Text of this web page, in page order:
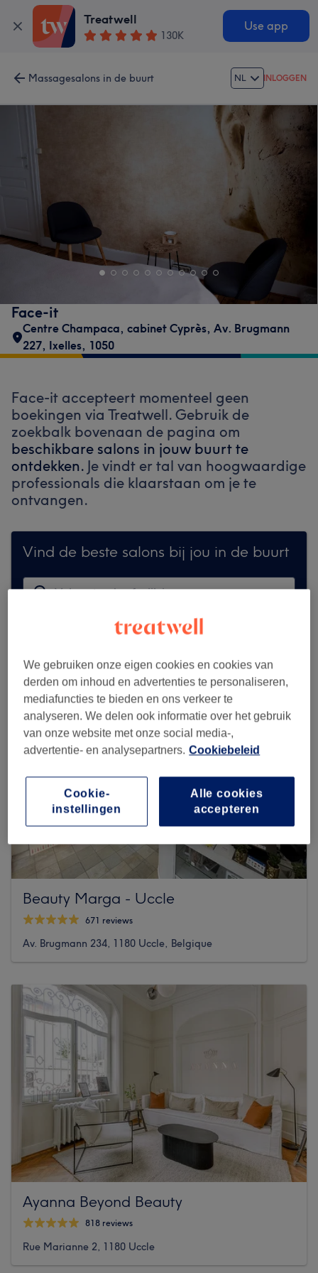
Treatwell
130K
Use app
Massagesalons in de buurt NL INLOGGEN
Face-it
Centre Champaca, cabinet Cyprès, Av. Brugmann
227, Ixelles, 1050
Face-it accepteert momenteel geen
boekingen via Treatwell. Gebruik de
zoekbalk bovenaan de pagina om
beschikbare salons in jouw buurt te
ontdekken. Je vindt er tal van hoogwaardige
professionals die klaarstaan om je te
ontvangen.
Vind de beste salons bij jou in de buurt
Zoek op Treatwell
Beauty Marga - Uccle
671 reviews
Av. Brugmann 234, 1180 Uccle, Belgique
Ayanna Beyond Beauty
818 reviews
Rue Marianne 2, 1180 Uccle
We gebruiken onze eigen cookies en cookies van
derden om inhoud en advertenties te personaliseren,
mediafuncties te bieden en ons verkeer te
analyseren. We delen ook informatie over het gebruik
van onze website met onze social media-,
advertentie- en analysepartners. Cookiebeleid
Alle cookies
accepteren
Cookie-
instellingen